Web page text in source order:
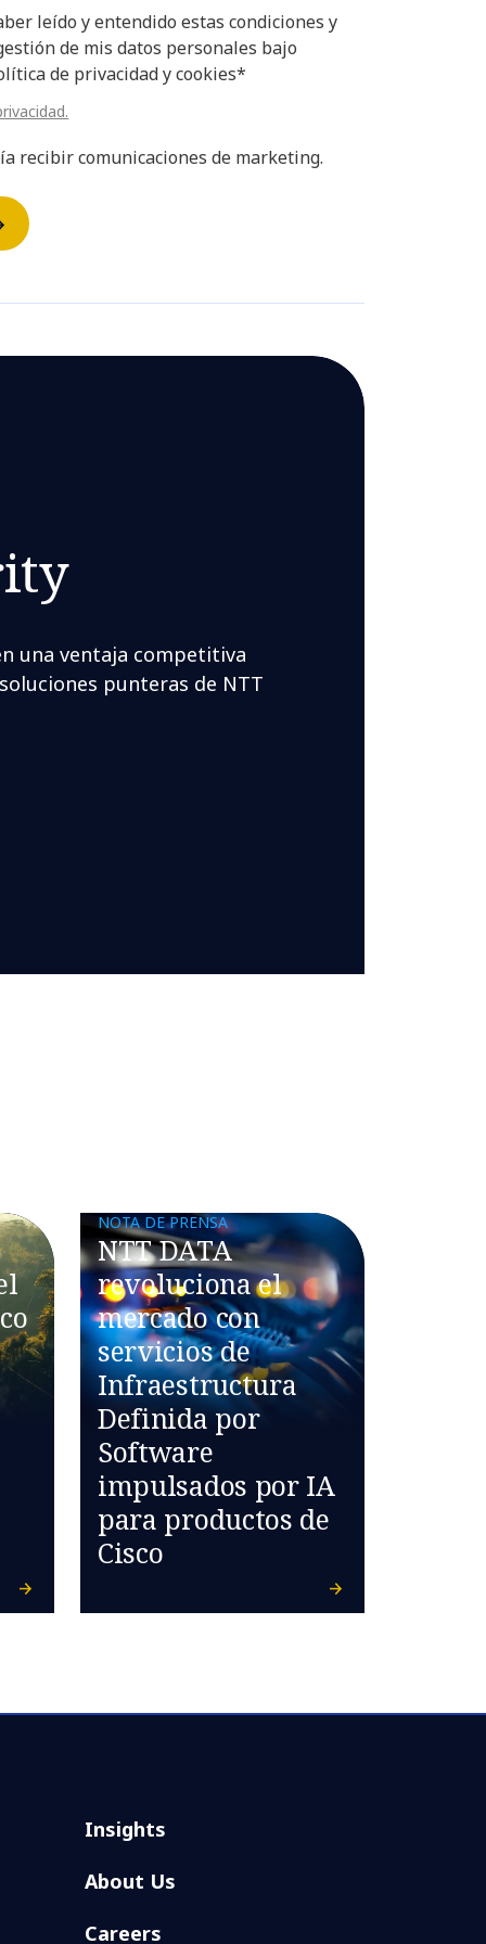
leído y entendido estas condiciones y
de mis datos personales bajo
de privacidad y cookies*
recibir comunicaciones de marketing.
una ventaja competitiva
punteras de NTT
NOTA DE PRENSA
NTT DATA
revoluciona el
mercado con
servicios de
Infraestructura
Definida por
Software
impulsados por IA
para productos de
Cisco
Insights
About Us
Careers